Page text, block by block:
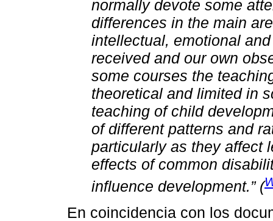
normally devote some
differences in the main
intellectual, emotional
received and our own
some courses the
theoretical and limited in
teaching of child
of different patterns and
particularly as they affect
effects of common
influence development.” (
En coincidencia con los